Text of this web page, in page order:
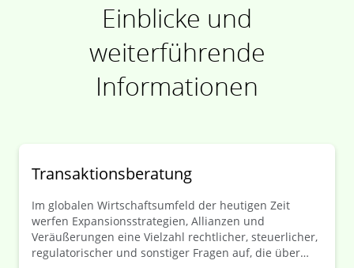
Einblicke und
weiterführende
Informationen
Transaktionsberatung
Im globalen Wirtschaftsumfeld der heutigen Zeit
werfen Expansionsstrategien, Allianzen und
Veräußerungen eine Vielzahl rechtlicher, steuerlicher,
regulatorischer und sonstiger Fragen auf, die über